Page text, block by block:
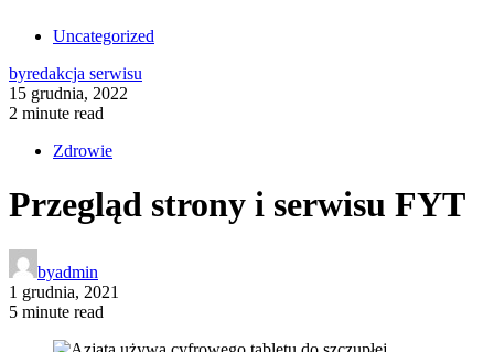
Uncategorized
byredakcja serwisu
15 grudnia, 2022
2 minute read
Zdrowie
Przegląd strony i serwisu FYT
byadmin
1 grudnia, 2021
5 minute read